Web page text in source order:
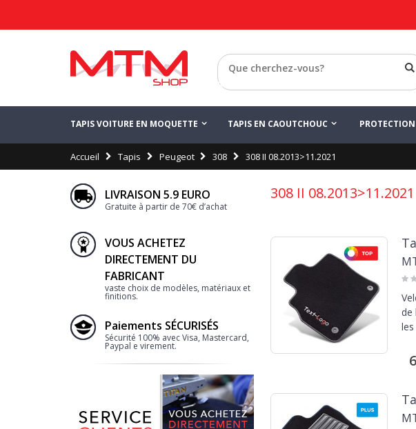
Retour
TAPIS VOITURE EN MOQUETTE TAPIS EN CAOUTCHOUC PROTECTION
Accueil Tapis Peugeot 308 308 II 08.2013>11.2021
308 II 08.2013>11.2021
de
LIVRAISON 5.9 EURO
Gratuite à partir de 70€ d’achat
VOUS ACHETEZ
DIRECTEMENT DU
FABRICANT
vaste choix de modèles, matériaux et
finitions.
Paiements SÉCURISÉS
Sécurité 100% avec Visa, Mastercard,
Paypal e virement.